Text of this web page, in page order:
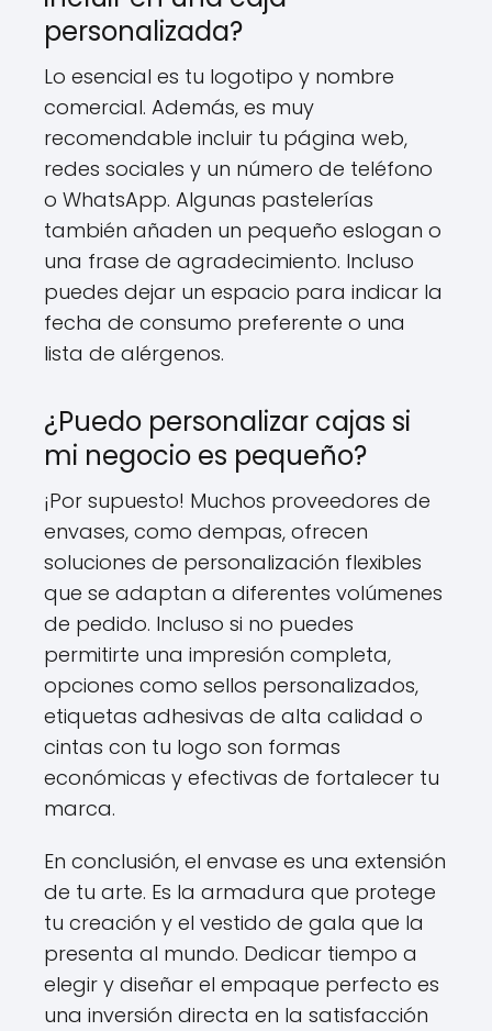
personalizada?
Lo esencial es tu logotipo y nombre
comercial. Además, es muy
recomendable incluir tu página web,
redes sociales y un número de teléfono
o WhatsApp. Algunas pastelerías
también añaden un pequeño eslogan o
una frase de agradecimiento. Incluso
puedes dejar un espacio para indicar la
fecha de consumo preferente o una
lista de alérgenos.
¿Puedo personalizar cajas si
mi negocio es pequeño?
¡Por supuesto! Muchos proveedores de
envases, como dempas, ofrecen
soluciones de personalización flexibles
que se adaptan a diferentes volúmenes
de pedido. Incluso si no puedes
permitirte una impresión completa,
opciones como sellos personalizados,
etiquetas adhesivas de alta calidad o
cintas con tu logo son formas
económicas y efectivas de fortalecer tu
marca.
En conclusión, el envase es una extensión
de tu arte. Es la armadura que protege
tu creación y el vestido de gala que la
presenta al mundo. Dedicar tiempo a
elegir y diseñar el empaque perfecto es
una inversión directa en la satisfacción